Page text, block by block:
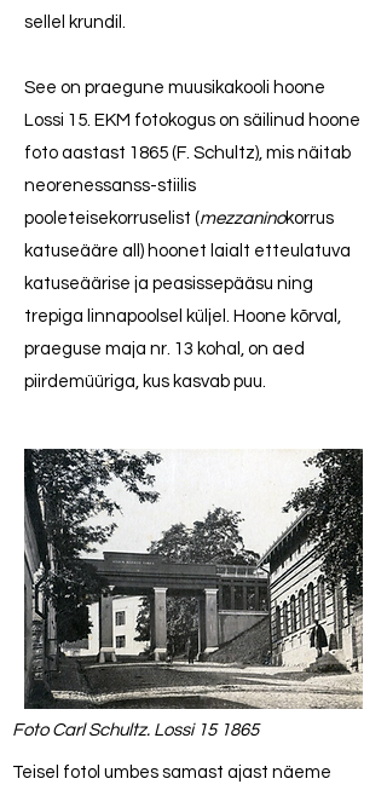
sellel krundil.
See on praegune muusikakooli hoone
Lossi 15. EKM fotokogus on säilinud hoone
foto aastast 1865 (F. Schultz), mis näitab
neorenessanss-stiilis
pooleteisekorruselist (mezzaninokorrus
katuseääre all) hoonet laialt etteulatuva
katuseäärise ja peasissepääsu ning
trepiga linnapoolsel küljel. Hoone kõrval,
praeguse maja nr. 13 kohal, on aed
piirdemüüriga, kus kasvab puu.
Foto Carl Schultz. Lossi 15 1865
Teisel fotol umbes samast ajast näeme